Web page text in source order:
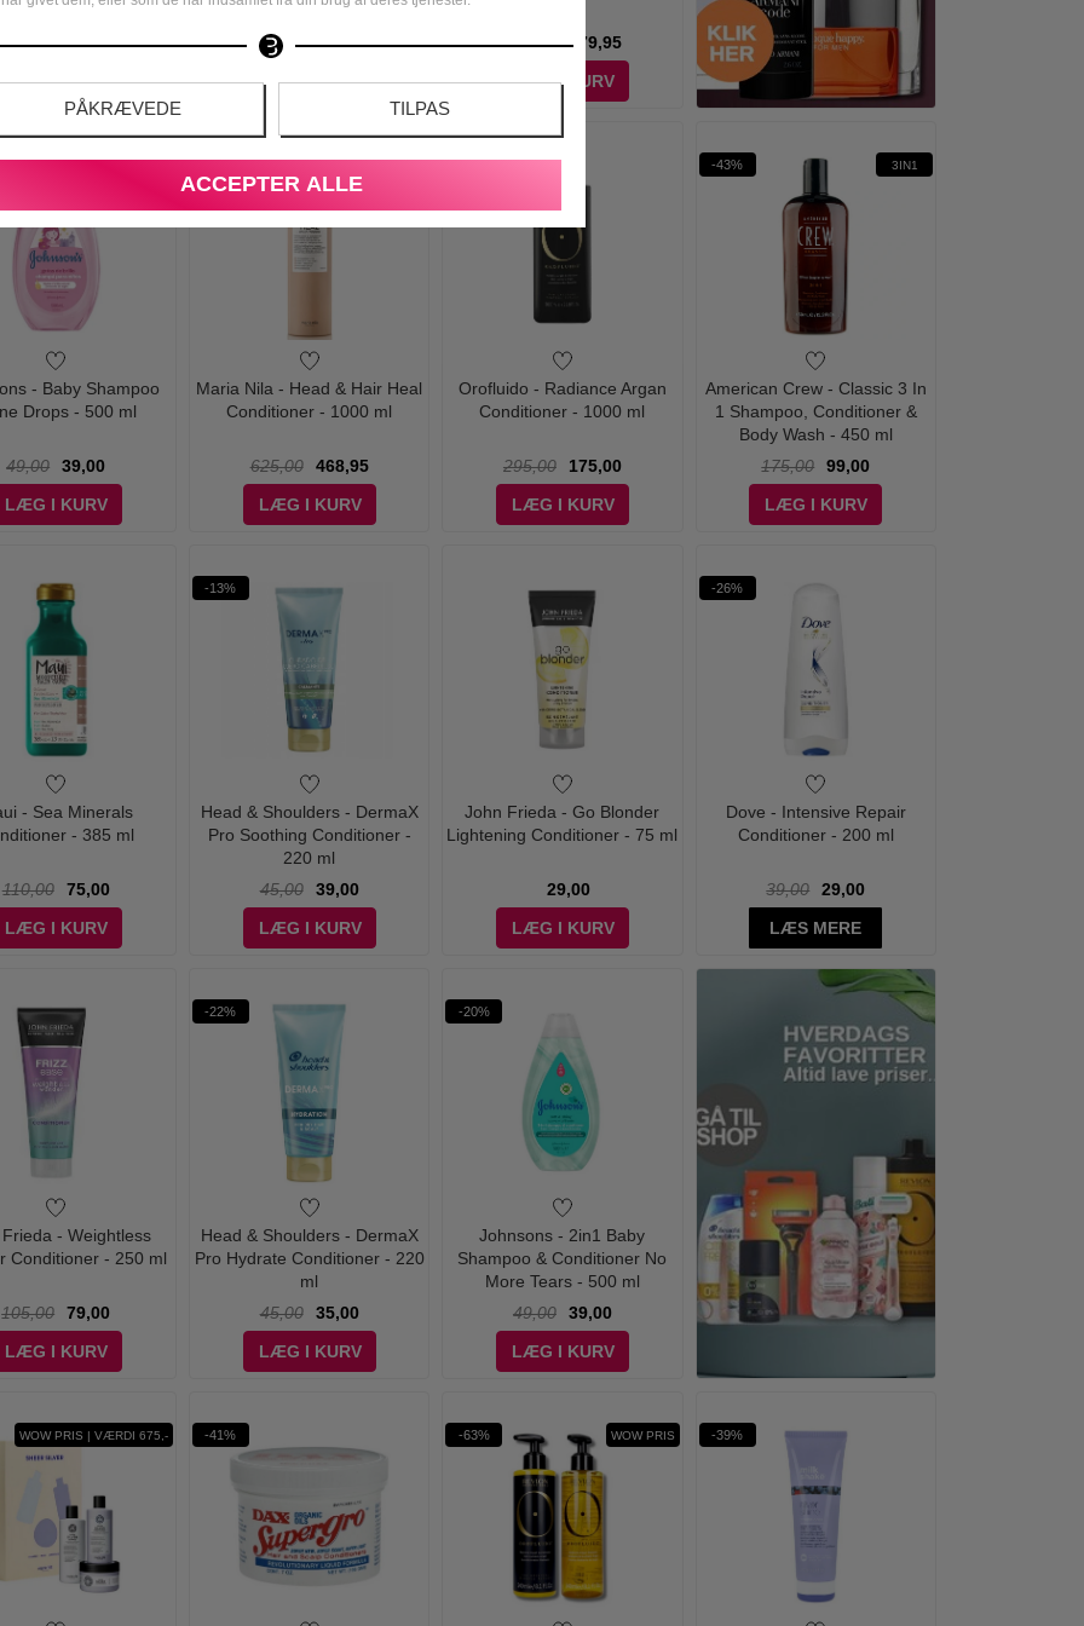
PÅKRÆVEDE TILPAS
ACCEPTER ALLE
109,00
LÆG I KURV
ml
105,00
79,00
LÆG I KURV
239,00
179,95
LÆG I KURV
- Baby Shampoo
Drops - 500 ml
49,00
39,00
LÆG I KURV
-25%
Maria Nila - Head & Hair Heal
Conditioner - 1000 ml
625,00
468,95
LÆG I KURV
-41%
Orofluido - Radiance Argan
Conditioner - 1000 ml
295,00
175,00
LÆG I KURV
-43% 3IN1
American Crew - Classic 3 In
1 Shampoo, Conditioner &
Body Wash - 450 ml
175,00
99,00
LÆG I KURV
- Sea Minerals
- 385 ml
110,00
75,00
LÆG I KURV
-13%
Head & Shoulders - DermaX
Pro Soothing Conditioner -
220 ml
45,00
39,00
LÆG I KURV
John Frieda - Go Blonder
Lightening Conditioner - 75 ml
29,00
LÆG I KURV
-26%
Dove - Intensive Repair
Conditioner - 200 ml
39,00
29,00
LÆS MERE
- Weightless
Conditioner - 250 ml
105,00
79,00
LÆG I KURV
-22%
Head & Shoulders - DermaX
Pro Hydrate Conditioner - 220
ml
45,00
35,00
LÆG I KURV
-20%
Johnsons - 2in1 Baby
Shampoo & Conditioner No
More Tears - 500 ml
49,00
39,00
LÆG I KURV
WOW PRIS | VÆRDI 675,- -41% -63% WOW PRIS -39%